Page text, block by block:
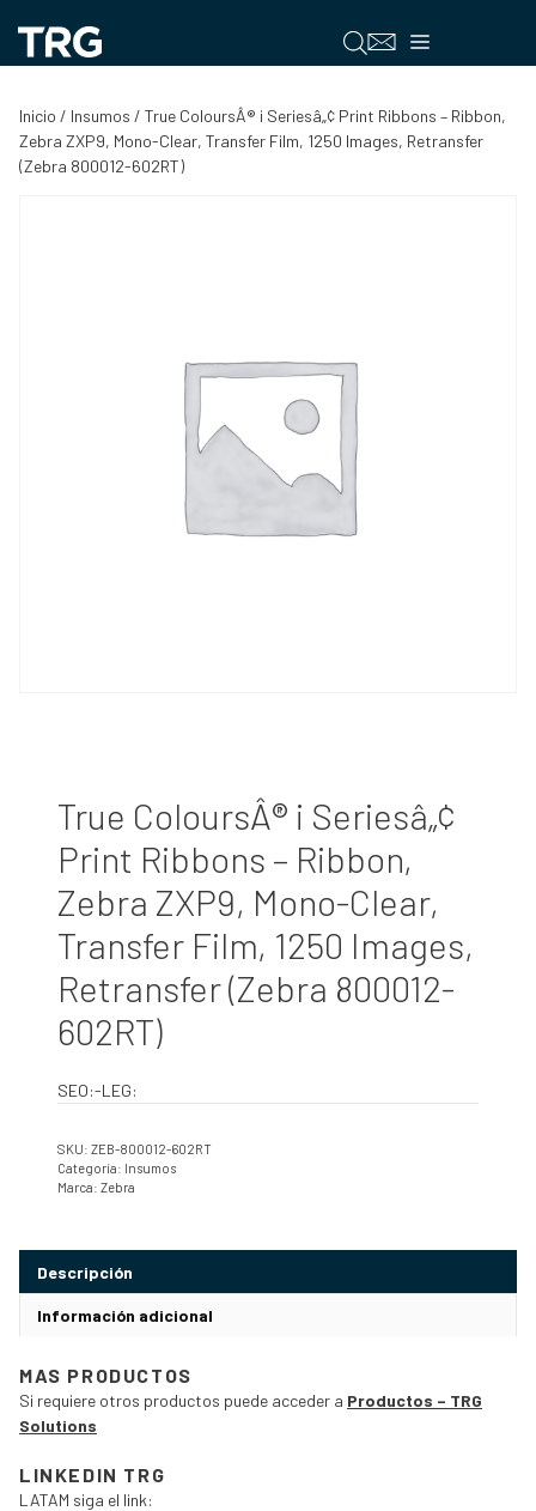
contenido
Menú
Inicio / Insumos / True ColoursÂ® i Seriesâ„¢ Print Ribbons – Ribbon,
Zebra ZXP9, Mono-Clear, Transfer Film, 1250 Images, Retransfer
(Zebra 800012-602RT)
True ColoursÂ® i Seriesâ„¢
Print Ribbons – Ribbon,
Zebra ZXP9, Mono-Clear,
Transfer Film, 1250 Images,
Retransfer (Zebra 800012-
602RT)
SEO:-LEG:
SKU: ZEB-800012-602RT
Categoría: Insumos
Marca: Zebra
Descripción
Información adicional
MAS PRODUCTOS
Si requiere otros productos puede acceder a Productos – TRG
Solutions
LINKEDIN TRG
LATAM siga el link: